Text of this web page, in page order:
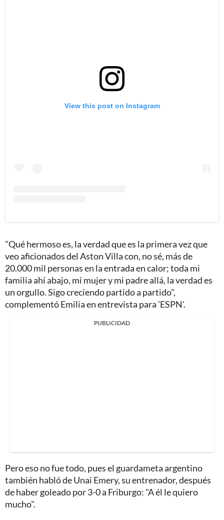
View this post on Instagram
"Qué hermoso es, la verdad que es la primera vez que
veo aficionados del Aston Villa con, no sé, más de
20.000 mil personas en la entrada en calor; toda mi
familia ahí abajo, mi mujer y mi padre allá, la verdad es
un orgullo. Sigo creciendo partido a partido",
complementó Emilia en entrevista para 'ESPN'.
PUBLICIDAD
Pero eso no fue todo, pues el guardameta argentino
también habló de Unai Emery, su entrenador, después
de haber goleado por 3-0 a Friburgo: "A él le quiero
mucho".